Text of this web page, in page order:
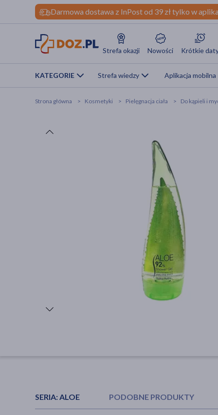
Darmowa dostawa z InPost od 39 zł tylko w
Strefa okazji Nowości Krótkie
KATEGORIE Strefa wiedzy Aplikacja mobilna
Strona główna Kosmetyki Pielęgnacja ciała Do kąpieli i
SERIA:ALOE PODOBNE PRODUKTY